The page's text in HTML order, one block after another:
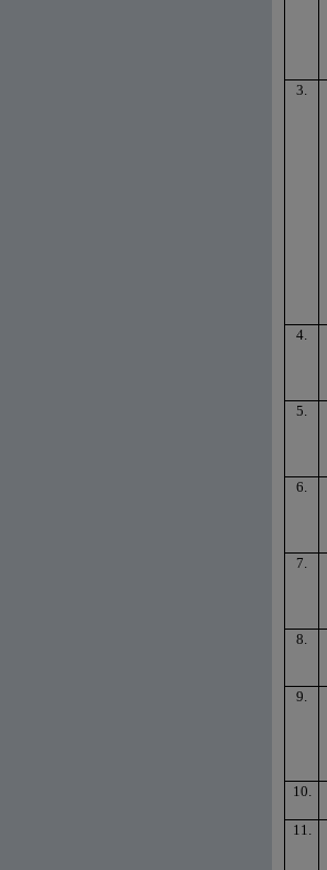
3.
4.
5.
6.
7.
8.
9.
10.
11.